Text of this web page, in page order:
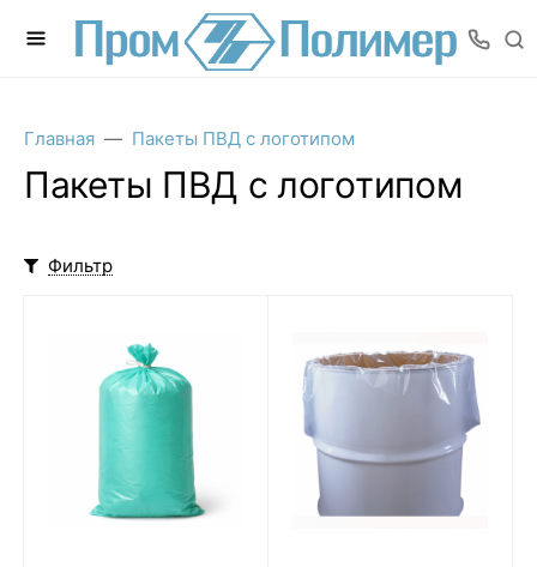
Главная Пакеты ПВД с логотипом
Пакеты ПВД с логотипом
Фильтр